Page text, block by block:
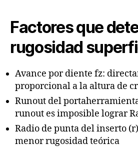
Factores que
rugosidad
Avance por diente fz:
proporcional a la altura de
Runout del
runout es imposible lograr
Radio de punta del inserto
menor rugosidad teórica